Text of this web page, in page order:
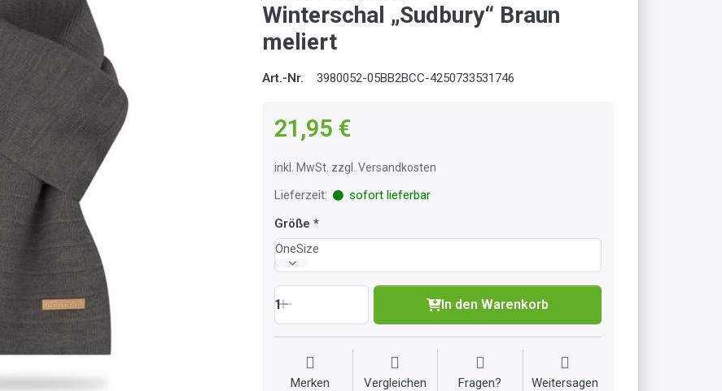
Winterschal „Sudbury“ Braun
meliert
Art.-Nr. 3980052-05BB2BCC-4250733531746
21,95 €
inkl. MwSt. zzgl. Versandkosten
Lieferzeit:
sofort lieferbar
Größe
OneSize
1 In den Warenkorb
Merken Vergleichen Fragen? Weitersagen